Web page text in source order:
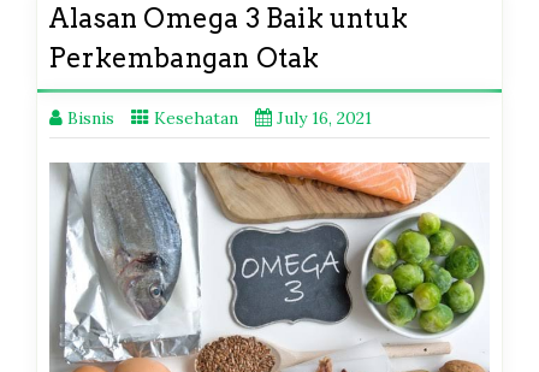
Alasan Omega 3 Baik untuk
Perkembangan Otak
Bisnis Kesehatan July 16, 2021